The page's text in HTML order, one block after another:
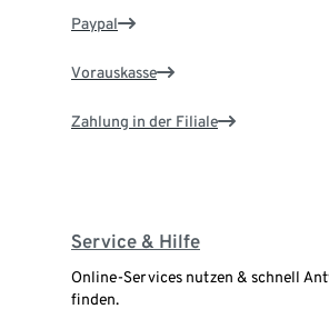
Paypal
Vorauskasse
Zahlung in der Filiale
Service & Hilfe
Online-Services nutzen & schnell
finden.